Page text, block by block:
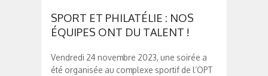
SPORT ET PHILATÉLIE : NOS
ÉQUIPES ONT DU TALENT !
Vendredi 24 novembre 2023, une soirée a
été organisée au complexe sportif de l’OPT